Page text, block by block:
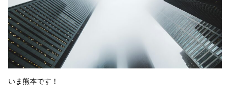
いま熊本です！